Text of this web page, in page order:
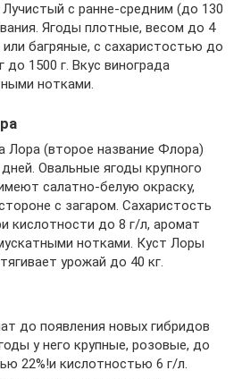
с ранне-средним (до 130
Ягоды плотные, весом до 4
багряные, с сахаристостью до
до 1500 г. Вкус винограда
нотками.
Лора (второе название Флора)
Овальные ягоды крупного
салатно-белую окраску,
с загаром. Сахаристость
кислотности до 8 г/л, аромат
нотками. Куст Лоры
урожай до 40 кг.
до появления новых гибридов
у него крупные, розовые, до
22%!и кислотностью 6 г/л.